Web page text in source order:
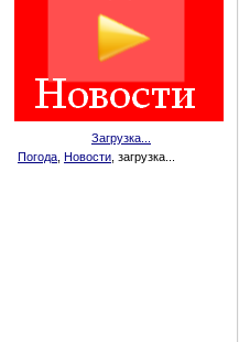
Загрузка...
Погода Новости , загрузка...